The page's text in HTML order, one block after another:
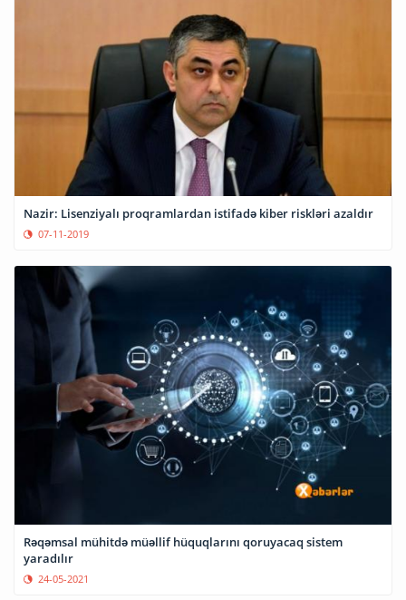
Nazir: Lisenziyalı proqramlardan istifadə kiber riskləri azaldır
07-11-2019
Rəqəmsal mühitdə müəllif hüquqlarını qoruyacaq sistem
yaradılır
24-05-2021